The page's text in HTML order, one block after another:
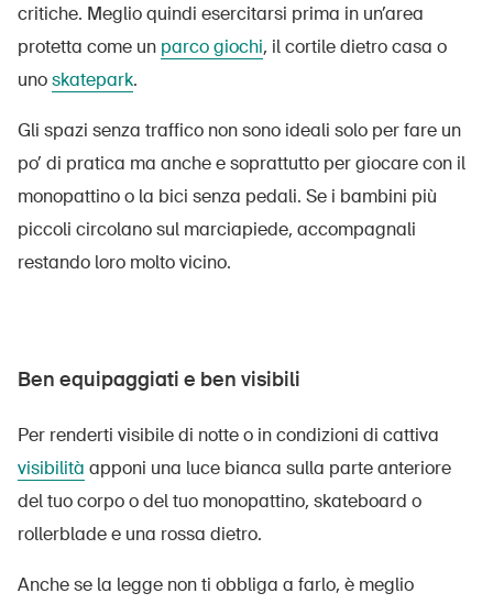
critiche. Meglio quindi esercitarsi prima in un’area
protetta come un parco giochi, il cortile dietro casa o
unoskatepark.
Gli spazi senza traffico non sono ideali solo per fare un
po’ di pratica ma anche e soprattutto per giocare con il
monopattino o la bici senza pedali. Se i bambini più
piccoli circolano sul marciapiede, accompagnali
restando loro molto vicino.
Ben equipaggiati e ben visibili
Per renderti visibile di notte o in condizioni di cattiva
visibilità apponi una luce bianca sulla parte anteriore
del tuo corpo o del tuo monopattino, skateboard o
rollerblade e una rossa dietro.
Anche se la legge non ti obbliga a farlo, è meglio